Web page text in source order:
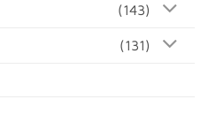
(143)
(131)